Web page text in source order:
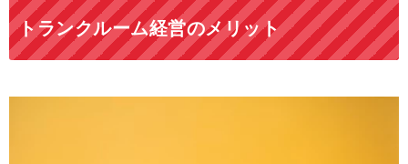
トランクルーム経営のメリット